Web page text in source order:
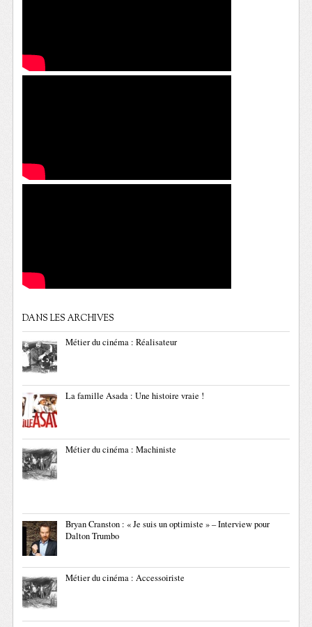
DANS LES ARCHIVES
Métier du cinéma : Réalisateur
La famille Asada : Une histoire vraie !
Métier du cinéma : Machiniste
Bryan Cranston : « Je suis un optimiste » – Interview pour
Dalton Trumbo
Métier du cinéma : Accessoiriste